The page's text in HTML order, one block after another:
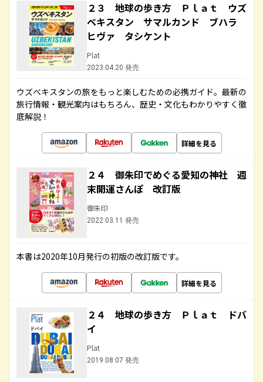
２３ 地球の歩き方 Ｐｌａｔ ウズ
ベキスタン サマルカンド ブハラ
ヒヴァ タシケント
Plat
2023.04.20 発売
ウズベキスタンの旅をもっと楽しむための必携ガイド。最新の
旅行情報・観光案内はもちろん、歴史・文化もわかりやすく徹
底解説！
詳細を見る
２４ 御朱印でめぐる愛知の神社 週
末開運さんぽ 改訂版
御朱印
2022.03.11 発売
本書は2020年10月発行の初版の改訂版です。
詳細を見る
２４ 地球の歩き方 Ｐｌａｔ ドバ
イ
Plat
2019.08.07 発売